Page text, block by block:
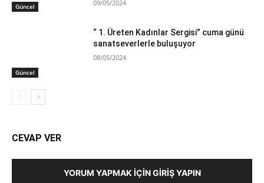
Güncel 09/05/2024
Güncel
“ 1. Üreten Kadınlar Sergisi” cuma günü
sanatseverlerle buluşuyor
08/05/2024
CEVAP VER
YORUM YAPMAK İÇIN GIRIŞ YAPIN